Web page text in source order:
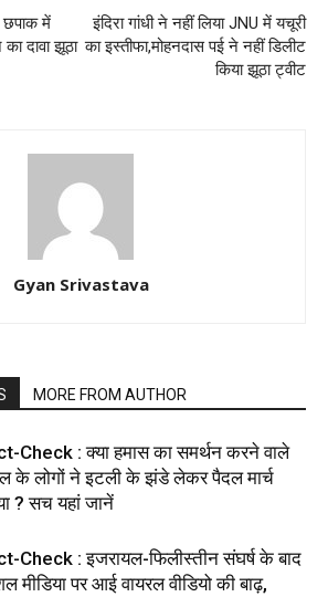
छपाक में
दावा झूठा
इंदिरा गांधी ने नहीं लिया JNU में यचूरी
का इस्तीफा,मोहनदास पई ने नहीं डिलीट
किया झूठा ट्वीट
Gyan Srivastava
MORE FROM AUTHOR
Check : क्या हमास का समर्थन करने वाले
के लोगों ने इटली के झंडे लेकर पैदल मार्च
? सच यहां जानें
Check : इजरायल-फिलीस्तीन संघर्ष के बाद
मीडिया पर आई वायरल वीडियो की बाढ़,